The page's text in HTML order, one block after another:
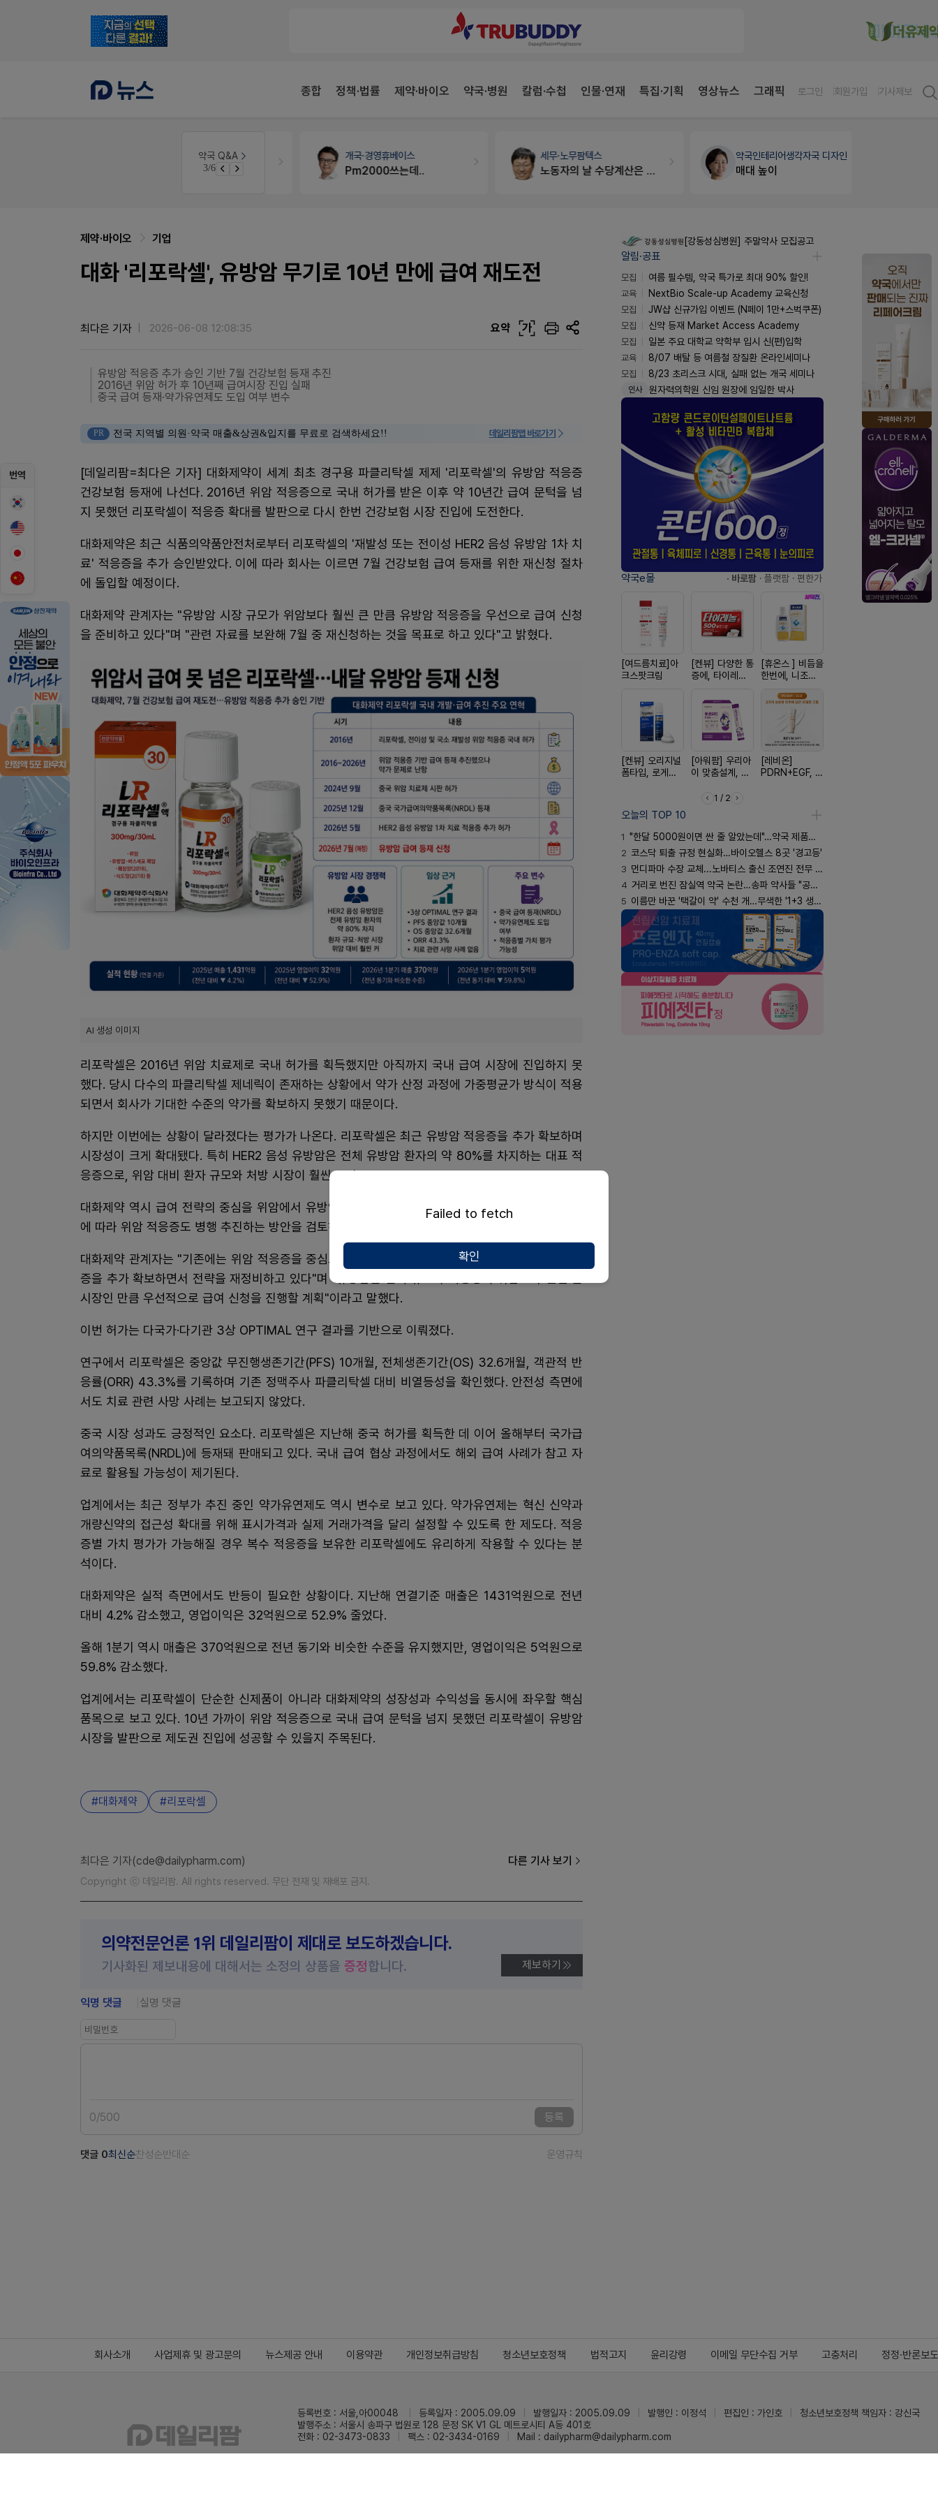
종합 정책·법률 제약·바이오 약국·병원 칼럼·수첩 인물·연재 특집·기획 영상뉴스 그래픽 로그인 회원가입 기사제보
약국 Q&A
3/6
개국·경영 휴베이스
Pm2000쓰는데..
세무·노무 팜텍스
노동자의 날 수당계산은 어떻게 되나요
약국인테리어생각자국 디자인
매대 높이
번역
제약·바이오 기업
대화 '리포락셀', 유방암 무기로 10년 만에 급여 재도전
최다은 기자 2026-06-08 12:08:35 요약 가
유방암 적응증 추가 승인 기반 7월 건강보험 등재 추진
2016년 위암 허가 후 10년째 급여시장 진입 실패
중국 급여 등재·약가유연제도 도입 여부 변수
PR 전국 지역별 의원·약국 매출&상권&입지를 무료로 검색하세요!! 데일리팜맵 바로가기
[데일리팜=최다은 기자] 대화제약이 세계 최초 경구용 파클리탁셀 제제 '리포락셀'의 유방암 적응증
건강보험 등재에 나선다. 2016년 위암 적응증으로 국내 허가를 받은 이후 약 10년간 급여 문턱을 넘
지 못했던 리포락셀이 적응증 확대를 발판으로 다시 한번 건강보험 시장 진입에 도전한다.
대화제약은 최근 식품의약품안전처로부터 리포락셀의 '재발성 또는 전이성 HER2 음성 유방암 1차 치
료' 적응증을 추가 승인받았다. 이에 따라 회사는 이르면 7월 건강보험 급여 등재를 위한 재신청 절차
에 돌입할 예정이다.
대화제약 관계자는 "유방암 시장 규모가 위암보다 훨씬 큰 만큼 유방암 적응증을 우선으로 급여 신청
을 준비하고 있다"며 "관련 자료를 보완해 7월 중 재신청하는 것을 목표로 하고 있다"고 밝혔다.
AI 생성 이미지
리포락셀은 2016년 위암 치료제로 국내 허가를 획득했지만 아직까지 국내 급여 시장에 진입하지 못
했다. 당시 다수의 파클리탁셀 제네릭이 존재하는 상황에서 약가 산정 과정에 가중평균가 방식이 적용
되면서 회사가 기대한 수준의 약가를 확보하지 못했기 때문이다.
하지만 이번에는 상황이 달라졌다는 평가가 나온다. 리포락셀은 최근 유방암 적응증을 추가 확보하며
시장성이 크게 확대됐다. 특히 HER2 음성 유방암은 전체 유방암 환자의 약 80%를 차지하는 대표 적
응증으로, 위암 대비 환자 규모와 처방 시장이 훨씬 크다.
대화제약 역시 급여 전략의 중심을 위암에서 유방암으로 옮겼다. 회사는 유방암 급여 등재 이후 상황
에 따라 위암 적응증도 병행 추진하는 방안을 검토하고 있다.
대화제약 관계자는 "기존에는 위암 적응증을 중심으로 급여 등재를 추진해 왔지만, 최근 유방암 적응
증을 추가 확보하면서 전략을 재정비하고 있다"며 "유방암은 환자 규모와 사용량이 위암보다 훨씬 큰
시장인 만큼 우선적으로 급여 신청을 진행할 계획"이라고 말했다.
이번 허가는 다국가·다기관 3상 OPTIMAL 연구 결과를 기반으로 이뤄졌다.
연구에서 리포락셀은 중앙값 무진행생존기간(PFS) 10개월, 전체생존기간(OS) 32.6개월, 객관적 반
응률(ORR) 43.3%를 기록하며 기존 정맥주사 파클리탁셀 대비 비열등성을 확인했다. 안전성 측면에
서도 치료 관련 사망 사례는 보고되지 않았다.
중국 시장 성과도 긍정적인 요소다. 리포락셀은 지난해 중국 허가를 획득한 데 이어 올해부터 국가급
여의약품목록(NRDL)에 등재돼 판매되고 있다. 국내 급여 협상 과정에서도 해외 급여 사례가 참고 자
료로 활용될 가능성이 제기된다.
업계에서는 최근 정부가 추진 중인 약가유연제도 역시 변수로 보고 있다. 약가유연제는 혁신 신약과
개량신약의 접근성 확대를 위해 표시가격과 실제 거래가격을 달리 설정할 수 있도록 한 제도다. 적응
증별 가치 평가가 가능해질 경우 복수 적응증을 보유한 리포락셀에도 유리하게 작용할 수 있다는 분
석이다.
대화제약은 실적 측면에서도 반등이 필요한 상황이다. 지난해 연결기준 매출은 1431억원으로 전년
대비 4.2% 감소했고, 영업이익은 32억원으로 52.9% 줄었다.
올해 1분기 역시 매출은 370억원으로 전년 동기와 비슷한 수준을 유지했지만, 영업이익은 5억원으로
59.8% 감소했다.
업계에서는 리포락셀이 단순한 신제품이 아니라 대화제약의 성장성과 수익성을 동시에 좌우할 핵심
품목으로 보고 있다. 10년 가까이 위암 적응증으로 국내 급여 문턱을 넘지 못했던 리포락셀이 유방암
시장을 발판으로 제도권 진입에 성공할 수 있을지 주목된다.
대화제약 리포락셀
최다은 기자(cde@dailypharm.com) 다른 기사 보기
Copyright ⓒ 데일리팜. All rights reserved. 무단 전재 및 재배포 금지.
의약전문언론 1위 데일리팜이 제대로 보도하겠습니다.
기사화된 제보내용에 대해서는 소정의 상품을 증정합니다. 제보하기
익명 댓글 실명 댓글
0/500 등록
댓글 0최신순찬성순반대순 운영규칙
[강동성심병원] 주말약사 모집공고
알림·공표
모집
여름 필수템, 약국 특가로 최대 90% 할인!
교육
NextBio Scale-up Academy 교육신청
모집
JW샵 신규가입 이벤트 (N페이 1만+스벅쿠폰)
모집
신약 등재 Market Access Academy
모집
일본 주요 대학교 약학부 입시 신(편)입학
교육
8/07 배탈 등 여름철 장질환 온라인세미나
모집
8/23 초리스크 시대, 실패 없는 개국 세미나
인사 원자력의학원 신임 원장에 임일한 박사
약국e몰 · 바로팜 · 플랫팜 · 편한가
[여드름치료]아
크스팟크림
[켄뷰] 다양한 통
증에, 타이레놀
[휴온스 ] 비듬을
한번에, 니조랄
[켄뷰] 오리지널
폼타입, 로게인
[아워팜] 우리아
이 맞춤설계, 바
더베리맛
[레비온]
PDRN+EGF, 레
1 / 2
오늘의 TOP 10
1 "한달 5000원이면 싼 줄 알았는데"…약국 제품과 비교해보니
2 코스닥 퇴출 규정 현실화…바이오헬스 8곳 '경고등'
3 먼디파마 수장 교체...노바티스 출신 조연진 전무 내정
4 거리로 번진 잠실역 약국 논란…송파 약사들 "공공성 훼손"
5 이름만 바꾼 '택갈이 약' 수천 개…무색한 '1+3 생동'
회사소개 사업제휴 및 광고문의 뉴스제공 안내 이용약관 개인정보취급방침 청소년보호정책 법적고지 윤리강령 이메일 무단수집 거부 고충처리 정정·반론보도
등록번호 : 서울,아00048 등록일자 : 2005.09.09 발행일자 : 2005.09.09 발행인 : 이정석 편집인 : 가인호
청소년보호정책 책임자 : 강신국
발행주소 : 서울시 송파구 법원로 128 문정 SK V1 GL 메트로시티 A동 401호
전화 : 02-3473-0833
팩스 : 02-3434-0169 Mail : dailypharm@dailypharm.com
Failed to fetch
확인